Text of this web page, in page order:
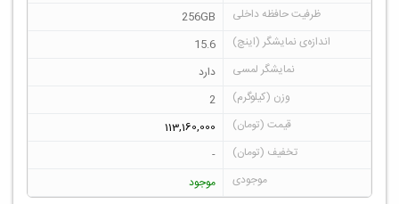
256GB
15.6
دارد
2
113,160,000
-
موجود